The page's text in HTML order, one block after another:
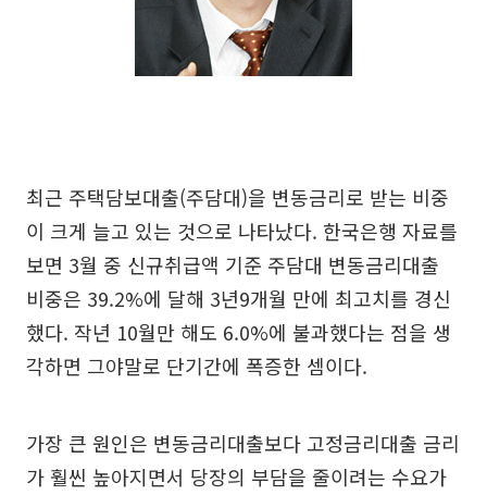
최근 주택담보대출(주담대)을 변동금리로 받는 비중
이 크게 늘고 있는 것으로 나타났다. 한국은행 자료를
보면 3월 중 신규취급액 기준 주담대 변동금리대출
비중은 39.2%에 달해 3년9개월 만에 최고치를 경신
했다. 작년 10월만 해도 6.0%에 불과했다는 점을 생
각하면 그야말로 단기간에 폭증한 셈이다.
가장 큰 원인은 변동금리대출보다 고정금리대출 금리
가 훨씬 높아지면서 당장의 부담을 줄이려는 수요가